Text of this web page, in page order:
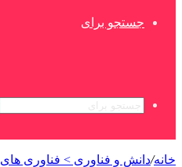
جستجو برای
خانه/دانش و فناوری > فناوری های